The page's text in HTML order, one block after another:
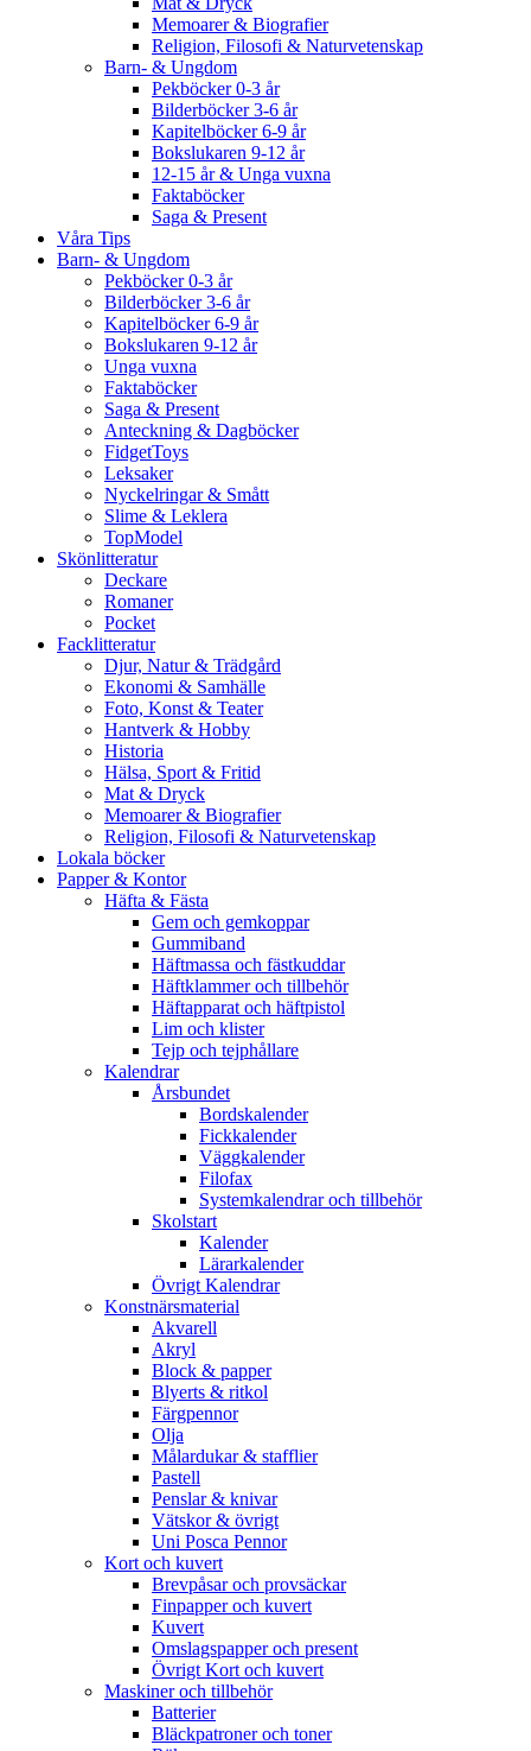
Memoarer & Biografier
Religion, Filosofi & Naturvetenskap
Barn- & Ungdom
Pekböcker 0-3 år
Bilderböcker 3-6 år
Kapitelböcker 6-9 år
Bokslukaren 9-12 år
12-15 år & Unga vuxna
Faktaböcker
Saga & Present
Våra Tips
Barn- & Ungdom
Pekböcker 0-3 år
Bilderböcker 3-6 år
Kapitelböcker 6-9 år
Bokslukaren 9-12 år
Unga vuxna
Faktaböcker
Saga & Present
Anteckning & Dagböcker
FidgetToys
Leksaker
Nyckelringar & Smått
Slime & Leklera
TopModel
Skönlitteratur
Deckare
Romaner
Pocket
Facklitteratur
Djur, Natur & Trädgård
Ekonomi & Samhälle
Foto, Konst & Teater
Hantverk & Hobby
Historia
Hälsa, Sport & Fritid
Mat & Dryck
Memoarer & Biografier
Religion, Filosofi & Naturvetenskap
Lokala böcker
Papper & Kontor
Häfta & Fästa
Gem och gemkoppar
Gummiband
Häftmassa och fästkuddar
Häftklammer och tillbehör
Häftapparat och häftpistol
Lim och klister
Tejp och tejphållare
Kalendrar
Årsbundet
Bordskalender
Fickkalender
Väggkalender
Filofax
Systemkalendrar och tillbehör
Skolstart
Kalender
Lärarkalender
Övrigt Kalendrar
Konstnärsmaterial
Akvarell
Akryl
Block & papper
Blyerts & ritkol
Färgpennor
Olja
Målardukar & stafflier
Pastell
Penslar & knivar
Vätskor & övrigt
Uni Posca Pennor
Kort och kuvert
Brevpåsar och provsäckar
Finpapper och kuvert
Kuvert
Omslagspapper och present
Övrigt Kort och kuvert
Maskiner och tillbehör
Batterier
Bläckpatroner och toner